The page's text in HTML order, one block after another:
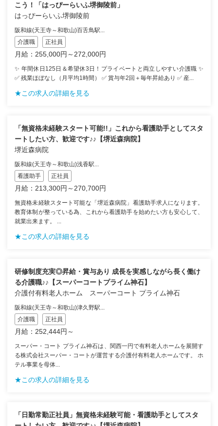
こう！「はっぴーらいふ堺御陵前」
はっぴーらいふ堺御陵前
阪和線(天王寺～和歌山)百舌鳥駅...
介護職
正社員
月給：255,000円～272,000円
✨ 年間休日125日＆希望休3日！プライベートと両立しやすい介護職 ✨
✅ 残業ほぼなし（月平均1時間） ✅ 賞与年2回＋毎年昇給あり ✅ 産...
★この求人の詳細を見る
「無資格未経験スタート可能!!」これから看護助手としてスタ
ートしたい方、歓迎です♪♪【堺近森病院】
堺近森病院
阪和線(天王寺～和歌山)浅香駅...
看護助手
正社員
月給：213,300円～270,700円
無資格未経験スタート可能な「堺近森病院」看護助手求人になります。
教育体制が整っている為、これから看護助手を始めたい方も安心して、
就業出来ます。 ...
★この求人の詳細を見る
研修制度充実◎昇給・賞与あり 成長を実感しながら長く働け
る介護職♪♪【スーパーコートプライム神石】
介護付有料老人ホーム スーパーコート プライム神石
阪和線(天王寺～和歌山)津久野駅...
介護職
正社員
月給：252,444円～
スーパー・コート プライム神石は、関西一円で有料老人ホームを展開す
る株式会社スーパー・コートが運営する介護付有料老人ホームです。 ホ
テル事業を母体...
★この求人の詳細を見る
「日勤常勤正社員」無資格未経験可能・看護助手としてスタ